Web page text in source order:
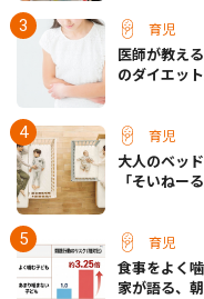
育児
医師が教え
のダイエッ
育児
大人のベッ
「そいねー
育児
食事をよく
家が語る、